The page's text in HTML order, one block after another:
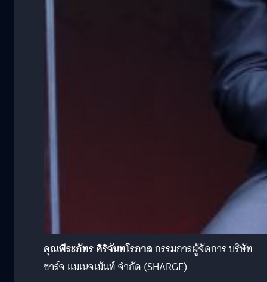
คุณพีระภัทร ศิริจันทโรภาสกรรมการผู้จัดการ บริษัท
ชาร์จ แมเนจเม้นท์ จำกัด (SHARGE)